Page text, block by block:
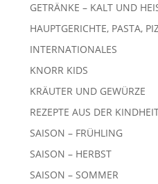
GETRÄNKE – KALT UND
HAUPTGERICHTE, PASTA,
INTERNATIONALES
KNORR KIDS
KRÄUTER UND GEWÜRZE
REZEPTE AUS DER
SAISON – FRÜHLING
SAISON – HERBST
SAISON – SOMMER